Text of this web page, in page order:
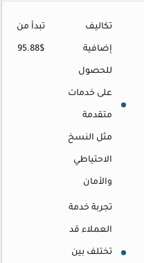
تكاليف
إضافية
للحصول
على خدمات
متقدمة
مثل النسخ
الاحتياطي
والأمان
تجربة خدمة
العملاء قد
تختلف بين
تبدأ من
$95.88